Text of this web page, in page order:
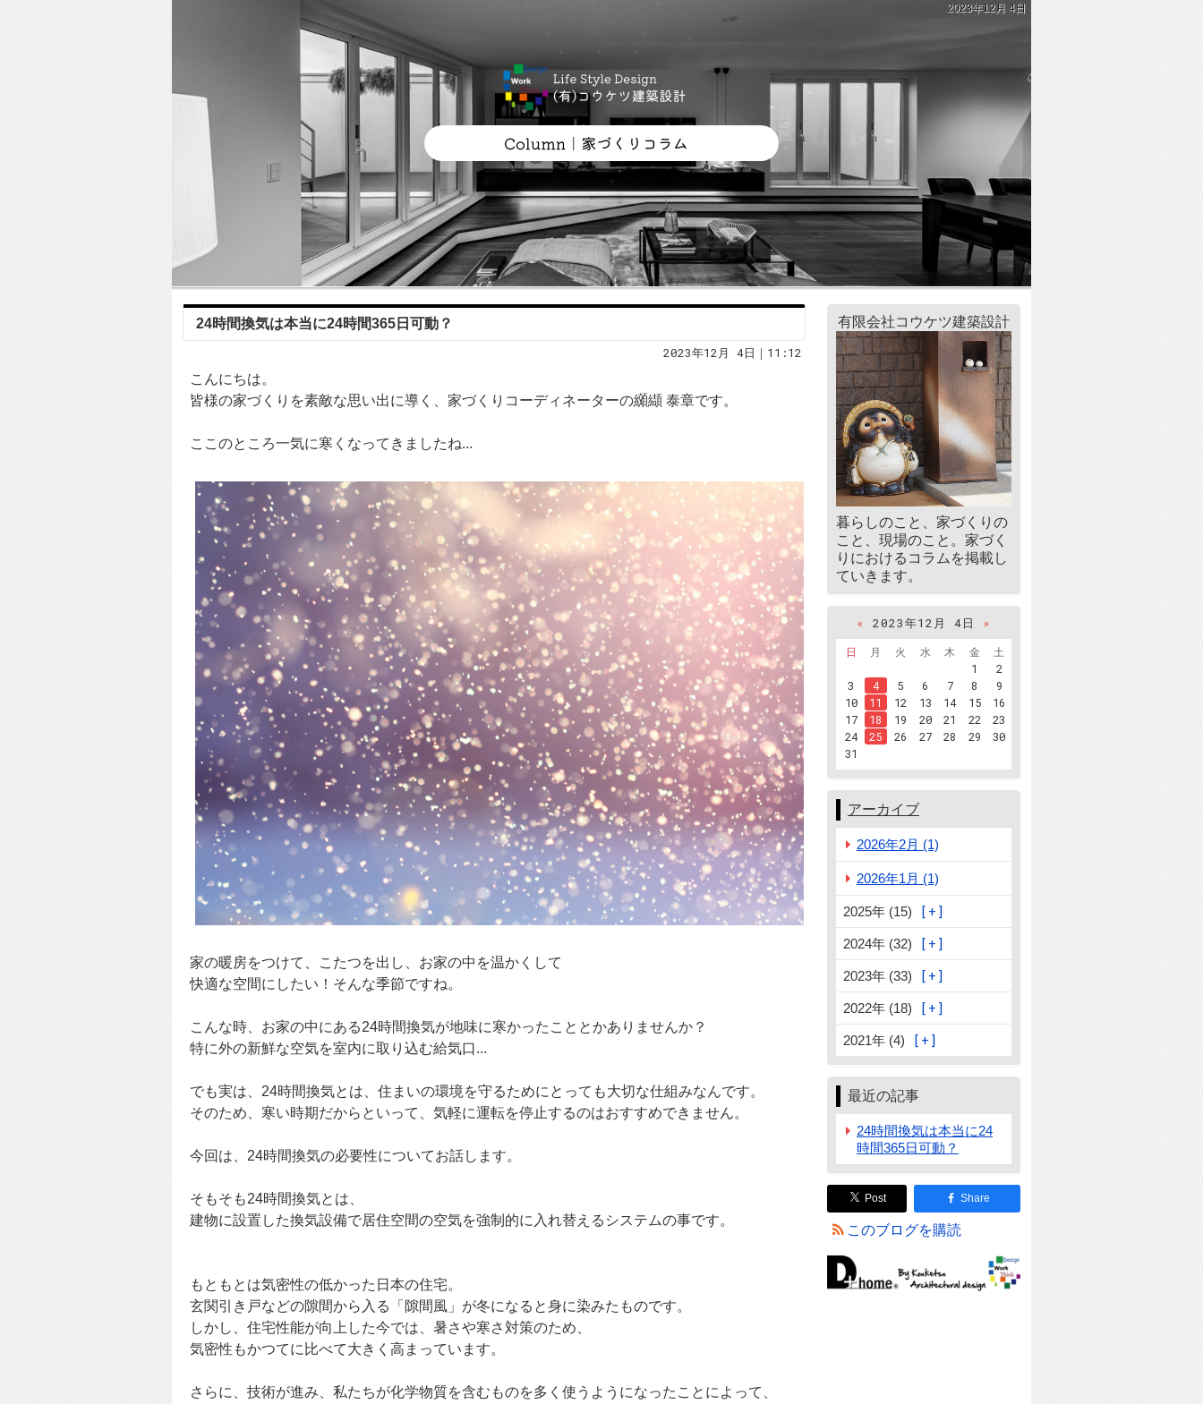
2023年12月 4日
24時間換気は本当に24時間365日可動？
2023年12月 4日｜11:12
こんにちは。
皆様の家づくりを素敵な思い出に導く、家づくりコーディネーターの纐纈 泰章です。
ここのところ一気に寒くなってきましたね...
家の暖房をつけて、こたつを出し、お家の中を温かくして
快適な空間にしたい！そんな季節ですね。
こんな時、お家の中にある24時間換気が地味に寒かったこととかありませんか？
特に外の新鮮な空気を室内に取り込む給気口...
でも実は、24時間換気とは、住まいの環境を守るためにとっても大切な仕組みなんです。
そのため、寒い時期だからといって、気軽に運転を停止するのはおすすめできません。
今回は、24時間換気の必要性についてお話します。
そもそも24時間換気とは、
建物に設置した換気設備で居住空間の空気を強制的に入れ替えるシステムの事です。
もともとは気密性の低かった日本の住宅。
玄関引き戸などの隙間から入る「隙間風」が冬になると身に染みたものです。
しかし、住宅性能が向上した今では、暑さや寒さ対策のため、
気密性もかつてに比べて大きく高まっています。
さらに、技術が進み、私たちが化学物質を含むものを多く使うようになったことによって、
有限会社コウケツ建築設計
暮らしのこと、家づくりの
こと、現場のこと。家づく
りにおけるコラムを掲載し
ていきます。
« 2023年12月 4日
»
日
月 火 水 木 金
土
1
2
3
4 5 6 7 8
9
10
11 12 13 14 15
16
17
18 19 20 21 22
23
24
25 26 27 28 29
30
31
アーカイブ
2026年2月 (1)
2026年1月 (1)
2025年 (15)
2024年 (32)
2023年 (33)
2022年 (18)
2021年 (4)
最近の記事
24時間換気は本当に24
時間365日可動？
Post Share
このブログを購読